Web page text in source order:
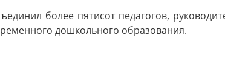
более пятисот педагогов,
дошкольного образования.